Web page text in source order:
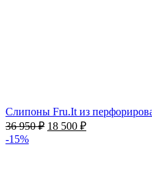
Слипоны Fru.It из
36 950₽ 18 500 ₽
-15%